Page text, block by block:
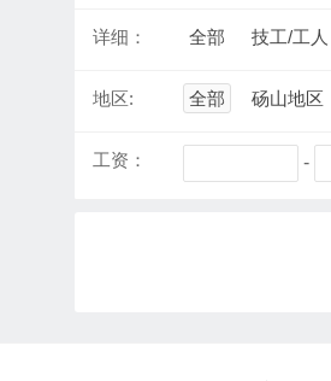
详细： 全部 技工/工人
地区: 全部 砀山地区
工资： -